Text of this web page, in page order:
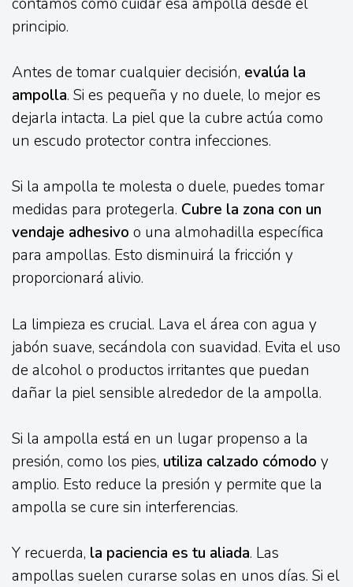
principio.
Antes de tomar cualquier decisión, evalúa la
ampolla. Si es pequeña y no duele, lo mejor es
dejarla intacta. La piel que la cubre actúa como
un escudo protector contra infecciones.
Si la ampolla te molesta o duele, puedes tomar
medidas para protegerla. Cubre la zona con un
vendaje adhesivo o una almohadilla específica
para ampollas. Esto disminuirá la fricción y
proporcionará alivio.
La limpieza es crucial. Lava el área con agua y
jabón suave, secándola con suavidad. Evita el uso
de alcohol o productos irritantes que puedan
dañar la piel sensible alrededor de la ampolla.
Si la ampolla está en un lugar propenso a la
presión, como los pies, utiliza calzado cómodo y
amplio. Esto reduce la presión y permite que la
ampolla se cure sin interferencias.
Y recuerda, la paciencia es tu aliada. Las
ampollas suelen curarse solas en unos días. Si el